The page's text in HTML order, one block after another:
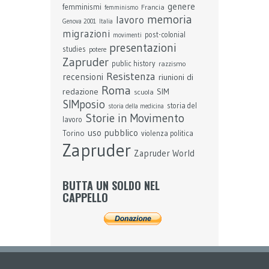
femminismi femminismo Francia genere
Genova 2001 Italia lavoro memoria
migrazioni movimenti post-colonial
studies potere presentazioni
Zapruder public history razzismo
recensioni Resistenza riunioni di
redazione Roma scuola SIM
SIMposio storia della medicina storia del
lavoro Storie in Movimento
Torino uso pubblico violenza politica
Zapruder Zapruder World
BUTTA UN SOLDO NEL
CAPPELLO